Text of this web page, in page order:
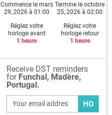
Commence le mars
29, 2026 à 01:00
Réglez votre
horloge avant
1 heure
Termine le octobre
25, 2026 à 02:00
Réglez votre
horloge retour
1 heure
Receive DST reminders
for Funchal, Madère,
Portugal.
HO